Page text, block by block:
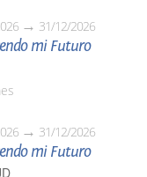
31/12/2026
mi Futuro
31/12/2026
mi Futuro